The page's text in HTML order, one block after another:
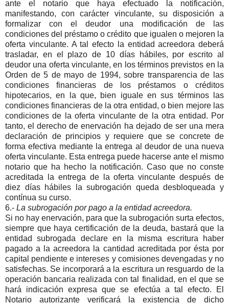
ante el notario que haya efectuado la notificación,
manifestando, con carácter vinculante, su disposición a
formalizar con el deudor una modificación de las
condiciones del préstamo o crédito que igualen o mejoren la
oferta vinculante. A tal efecto la entidad acreedora deberá
trasladar, en el plazo de 10 días hábiles, por escrito al
deudor una oferta vinculante, en los términos previstos en la
Orden de 5 de mayo de 1994, sobre transparencia de las
condiciones financieras de los préstamos o créditos
hipotecarios, en la que, bien iguale en sus términos las
condiciones financieras de la otra entidad, o bien mejore las
condiciones de la oferta vinculante de la otra entidad. Por
tanto, el derecho de enervación ha dejado de ser una mera
declaración de principios y requiere que se concrete de
forma efectiva mediante la entrega al deudor de una nueva
oferta vinculante. Esta entrega puede hacerse ante el mismo
notario que ha hecho la notificación. Caso que no conste
acreditada la entrega de la oferta vinculante después de
diez días hábiles la subrogación queda desbloqueada y
contínua su curso.
6.- La subrogación por pago a la entidad acreedora.
Si no hay enervación, para que la subrogación surta efectos,
siempre que haya certificación de la deuda, bastará que la
entidad subrogada declare en la misma escritura haber
pagado a la acreedora la cantidad acreditada por ésta por
capital pendiente e intereses y comisiones devengadas y no
satisfechas. Se incorporará a la escritura un resguardo de la
operación bancaria realizada con tal finalidad, en el que se
hará indicación expresa que se efectúa a tal efecto. El
Notario autorizante verificará la existencia de dicho